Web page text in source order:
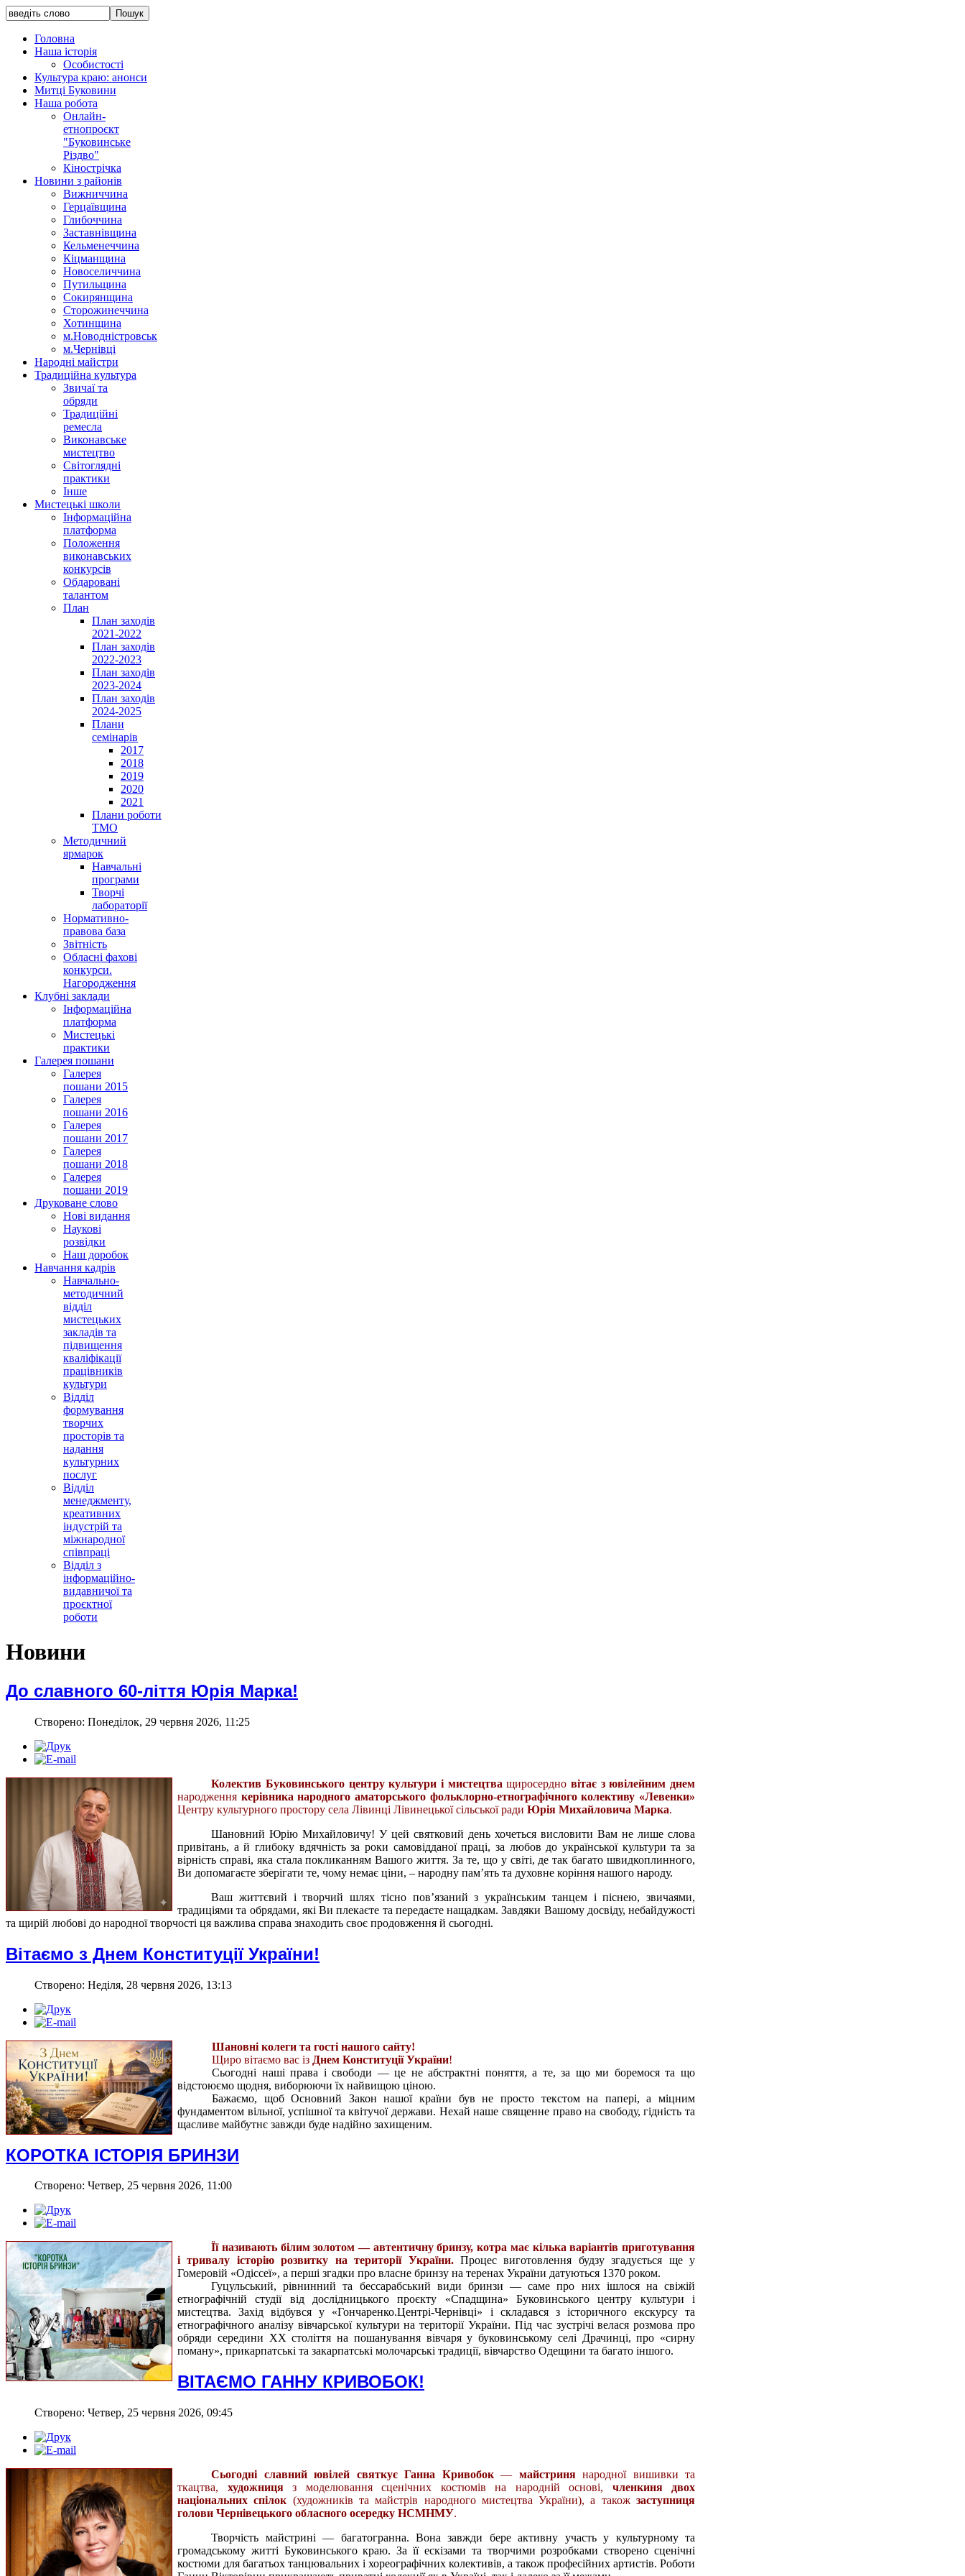
Головна
Наша історія
Особистості
Культура краю: анонси
Митці Буковини
Наша робота
Онлайн-
етнопроєкт
"Буковинське
Різдво"
Кінострічка
Новини з районів
Вижниччина
Герцаївщина
Глибоччина
Заставнівщина
Кельменеччина
Кіцманщина
Новоселиччина
Путильщина
Сокирянщина
Сторожинеччина
Хотинщина
м.Новодністровськ
м.Чернівці
Народні майстри
Традиційна культура
Звичаї та
обряди
Традиційні
ремесла
Виконавське
мистецтво
Світоглядні
практики
Інше
Мистецькі школи
Інформаційна
платформа
Положення
виконавських
конкурсів
Обдаровані
талантом
План
План заходів
2021-2022
План заходів
2022-2023
План заходів
2023-2024
План заходів
2024-2025
Плани
семінарів
2017
2018
2019
2020
2021
Плани роботи
ТМО
Методичний
ярмарок
Навчальні
програми
Творчі
лабораторії
Нормативно-
правова база
Звітність
Обласні фахові
конкурси.
Нагородження
Клубні заклади
Інформаційна
платформа
Мистецькі
практики
Галерея пошани
Галерея
пошани 2015
Галерея
пошани 2016
Галерея
пошани 2017
Галерея
пошани 2018
Галерея
пошани 2019
Друковане слово
Нові видання
Наукові
розвідки
Наш доробок
Навчання кадрів
Навчально-
методичний
відділ
мистецьких
закладів та
підвищення
кваліфікації
працівників
культури
Відділ
формування
творчих
просторів та
надання
культурних
послуг
Відділ
менеджменту,
креативних
індустрій та
міжнародної
співпраці
Відділ з
інформаційно-
видавничої та
проєктної
роботи
Новини
До славного 60-ліття Юрія Марка!
Створено: Понеділок, 29 червня 2026, 11:25
Колектив Буковинського центру культури і мистецтва щиросердно вітає з ювілейним днем
народження керівника народного аматорського фольклорно-етнографічного колективу «Левенки»
Центру культурного простору села Лівинці Лівинецької сільської ради Юрія Михайловича Марка.
Шановний Юрію Михайловичу! У цей святковий день хочеться висловити Вам не лише слова
привітань, а й глибоку вдячність за роки самовідданої праці, за любов до української культури та за
вірність справі, яка стала покликанням Вашого життя. За те, що у світі, де так багато швидкоплинного,
Ви допомагаєте зберігати те, чому немає ціни, – народну пам’ять та духовне коріння нашого народу.
Ваш життєвий і творчий шлях тісно пов’язаний з українським танцем і піснею, звичаями,
традиціями та обрядами, які Ви плекаєте та передаєте нащадкам. Завдяки Вашому досвіду, небайдужості
та щирій любові до народної творчості ця важлива справа знаходить своє продовження й сьогодні.
Вітаємо з Днем Конституції України!
Створено: Неділя, 28 червня 2026, 13:13
Шановні колеги та гості нашого сайту!
Щиро вітаємо вас із Днем Конституції України!
Сьогодні наші права і свободи — це не абстрактні поняття, а те, за що ми боремося та що
відстоюємо щодня, виборюючи їх найвищою ціною.
Бажаємо, щоб Основний Закон нашої країни був не просто текстом на папері, а міцним
фундаментом вільної, успішної та квітучої держави. Нехай наше священне право на свободу, гідність та
щасливе майбутнє завжди буде надійно захищеним.
КОРОТКА ІСТОРІЯ БРИНЗИ
Створено: Четвер, 25 червня 2026, 11:00
Її називають білим золотом — автентичну бринзу, котра має кілька варіантів приготування
і тривалу історію розвитку на території України.Процес виготовлення будзу згадується ще у
Гомеровій «Одіссеї», а перші згадки про власне бринзу на теренах України датуються 1370 роком.
Гуцульський, рівнинний та бессарабський види бринзи — саме про них ішлося на свіжій
етнографічній студії від дослідницького проєкту «Спадщина» Буковинського центру культури і
мистецтва. Захід відбувся у «Гончаренко.Центрі-Чернівці» і складався з історичного екскурсу та
етнографічного аналізу вівчарської культури на території України. Під час зустрічі велася розмова про
обряди середини ХХ століття на пошанування вівчаря у буковинському селі Драчинці, про «сирну
поману», прикарпатські та закарпатські молочарські традиції, вівчарство Одещини та багато іншого.
ВІТАЄМО ГАННУ КРИВОБОК!
Створено: Четвер, 25 червня 2026, 09:45
Сьогодні славний ювілей святкує Ганна Кривобок— майстринянародної вишивки та
ткацтва, художницяз моделювання сценічних костюмів на народній основі, членкиня двох
національних спілок (художників та майстрів народного мистецтва України), а такожзаступниця
голови Чернівецького обласного осередку НСМНМУ.
Творчість майстрині — багатогранна. Вона завжди бере активну участь у культурному та
громадському житті Буковинського краю. За її ескізами та творчими розробками створено сценічні
костюми для багатьох танцювальних і хореографічних колективів, а також професійних артистів. Роботи